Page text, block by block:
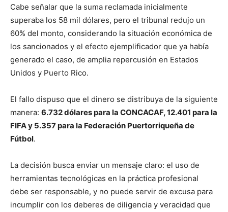
Cabe señalar que la suma reclamada inicialmente
superaba los 58 mil dólares, pero el tribunal redujo un
60% del monto, considerando la situación económica de
los sancionados y el efecto ejemplificador que ya había
generado el caso, de amplia repercusión en Estados
Unidos y Puerto Rico.
El fallo dispuso que el dinero se distribuya de la siguiente
manera: 6.732 dólares para la CONCACAF, 12.401 para la
FIFA y 5.357 para la Federación Puertorriqueña de
Fútbol.
La decisión busca enviar un mensaje claro: el uso de
herramientas tecnológicas en la práctica profesional
debe ser responsable, y no puede servir de excusa para
incumplir con los deberes de diligencia y veracidad que